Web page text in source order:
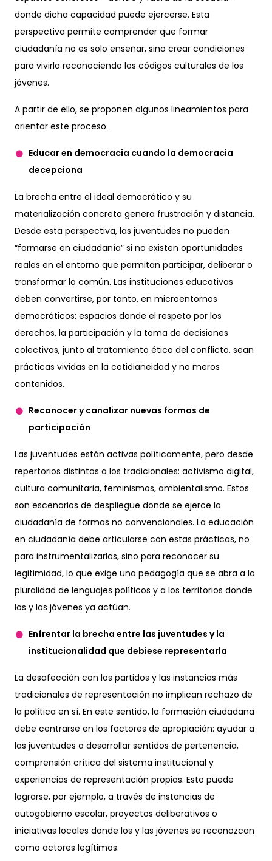
donde dicha capacidad puede ejercerse. Esta
perspectiva permite comprender que formar
ciudadanía no es solo enseñar, sino crear condiciones
para vivirla reconociendo los códigos culturales de los
jóvenes.
A partir de ello, se proponen algunos lineamientos para
orientar este proceso.
Educar en democracia cuando la democracia
decepciona
La brecha entre el ideal democrático y su
materialización concreta genera frustración y distancia.
Desde esta perspectiva, las juventudes no pueden
“formarse en ciudadanía” si no existen oportunidades
reales en el entorno que permitan participar, deliberar o
transformar lo común. Las instituciones educativas
deben convertirse, por tanto, en microentornos
democráticos: espacios donde el respeto por los
derechos, la participación y la toma de decisiones
colectivas, junto al tratamiento ético del conflicto, sean
prácticas vividas en la cotidianeidad y no meros
contenidos.
Reconocer y canalizar nuevas formas de
participación
Las juventudes están activas políticamente, pero desde
repertorios distintos a los tradicionales: activismo digital,
cultura comunitaria, feminismos, ambientalismo. Estos
son escenarios de despliegue donde se ejerce la
ciudadanía de formas no convencionales. La educación
en ciudadanía debe articularse con estas prácticas, no
para instrumentalizarlas, sino para reconocer su
legitimidad, lo que exige una pedagogía que se abra a la
pluralidad de lenguajes políticos y a los territorios donde
los y las jóvenes ya actúan.
Enfrentar la brecha entre las juventudes y la
institucionalidad que debiese representarla
La desafección con los partidos y las instancias más
tradicionales de representación no implican rechazo de
la política en sí. En este sentido, la formación ciudadana
debe centrarse en los factores de apropiación: ayudar a
las juventudes a desarrollar sentidos de pertenencia,
comprensión crítica del sistema institucional y
experiencias de representación propias. Esto puede
lograrse, por ejemplo, a través de instancias de
autogobierno escolar, proyectos deliberativos o
iniciativas locales donde los y las jóvenes se reconozcan
como actores legítimos.